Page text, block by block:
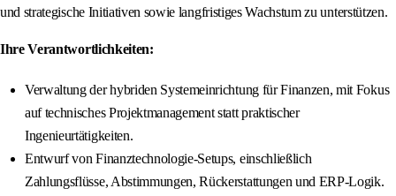
und strategische Initiativen sowie langfristiges Wachstum zu unterstützen.
Ihre Verantwortlichkeiten:
Verwaltung der hybriden Systemeinrichtung für Finanzen, mit Fokus
auf technisches Projektmanagement statt praktischer
Ingenieurtätigkeiten.
Entwurf von Finanztechnologie-Setups, einschließlich
Zahlungsflüsse, Abstimmungen, Rückerstattungen und ERP-Logik.